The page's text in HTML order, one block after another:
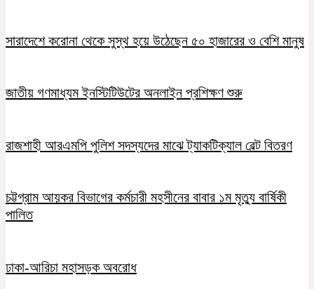
সারাদেশে করোনা থেকে সুস্থ হয়ে উঠেছেন ৫০ হাজারের ও বেশি মানুষ
জাতীয় গণমাধ্যম ইনস্টিটিউটের অনলাইন প্রশিক্ষণ শুরু
রাজশাহী আরএমপি পুলিশ সদস্যদের মাঝে ট্যাকটিক্যাল বেল্ট বিতরণ
চট্টগ্রাম আয়কর বিভাগের কর্মচারী মহসীনের বাবার ১ম মৃত্যু বার্ষিকী
পালিত
ঢাকা-আরিচা মহাসড়ক অবরোধ